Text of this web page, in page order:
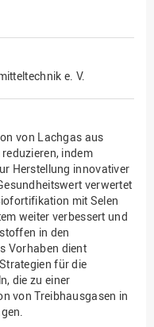
e. V.
von Lachgas aus
indem
Herstellung innovativer
verwertet
mit Selen
weiter verbessert und
in den
Vorhaben dient
für die
die zu einer
von Treibhausgasen in